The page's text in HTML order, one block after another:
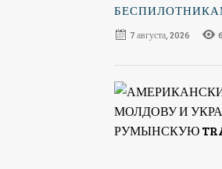
7 августа, 2026
6